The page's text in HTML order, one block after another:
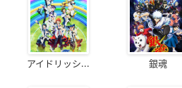
アイドリッシ... 銀魂